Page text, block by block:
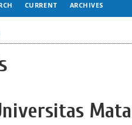
CURRENT ARCHIVES